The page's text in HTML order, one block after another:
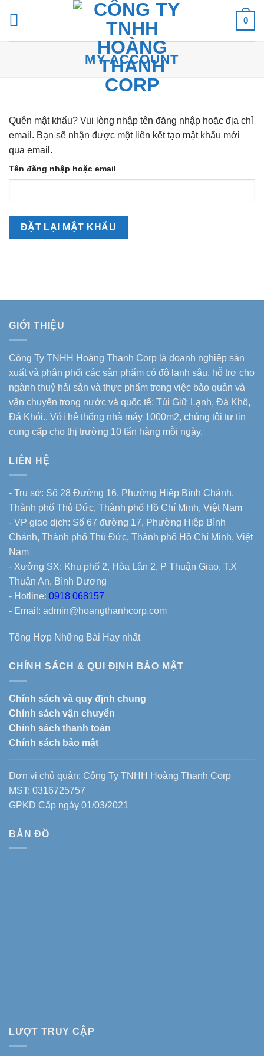
0
MY ACCOUNT
Quên mật khẩu? Vui lòng nhập tên đăng nhập hoặc địa chỉ
email. Bạn sẽ nhận được một liên kết tạo mật khẩu mới
qua email.
Tên đăng nhập hoặc email
ĐẶT LẠI MẬT KHẨU
GIỚI THIỆU
Công Ty TNHH Hoàng Thanh Corp là doanh nghiệp sản
xuất và phân phối các sản phẩm có độ lạnh sâu, hỗ trợ cho
ngành thuỷ hải sản và thực phẩm trong việc bảo quản và
vận chuyển trong nước và quốc tế: Túi Giữ Lạnh, Đá Khô,
Đá Khói.. Với hệ thống nhà máy 1000m2, chúng tôi tự tin
cung cấp cho thị trường 10 tấn hàng mỗi ngày.
LIÊN HỆ
- Trụ sở: Số 28 Đường 16, Phường Hiệp Bình Chánh,
Thành phố Thủ Đức, Thành phố Hồ Chí Minh, Việt Nam
- VP giao dịch: Số 67 đường 17, Phường Hiệp Bình
Chánh, Thành phố Thủ Đức, Thành phố Hồ Chí Minh, Việt
Nam
- Xưởng SX: Khu phố 2, Hòa Lân 2, P Thuận Giao, T.X
Thuận An, Bình Dương
- Hotline: 0918 068157
- Email: admin@hoangthanhcorp.com
Tổng Hợp Những Bài Hay nhất
CHÍNH SÁCH & QUI ĐỊNH BẢO MẬT
Chính sách và quy định chung
Chính sách vận chuyển
Chính sách thanh toán
Chính sách bảo mật
Đơn vị chủ quản: Công Ty TNHH Hoàng Thanh Corp
MST: 0316725757
GPKD Cấp ngày 01/03/2021
BẢN ĐỒ
LƯỢT TRUY CẬP